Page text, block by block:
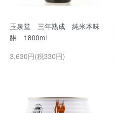
玉泉堂 三年熟成 純米本味
醂 1800ml
3,630円(税330円)